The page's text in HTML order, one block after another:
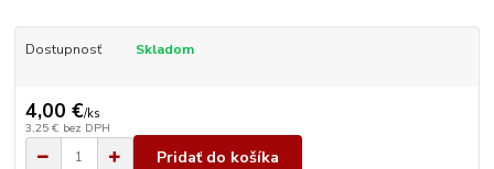
Dostupnosť Skladom
4,00 €/ks
3,25 € bez DPH
Pridať do košíka